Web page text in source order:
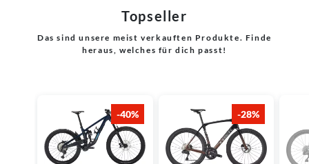
Topseller
Das sind unsere meist verkauften Produkte. Finde
heraus, welches für dich passt!
-40% -28%